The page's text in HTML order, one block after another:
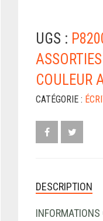
UGS :
COULEUR
CATÉGORIE :
DESCRIPTION